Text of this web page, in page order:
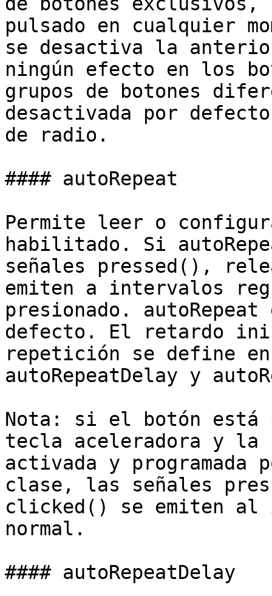
pulsado en cualquier
se desactiva la
ningún efecto en los
grupos de botones
desactivada por
de radio.
#### autoRepeat
Permite leer o
habilitado. Si
señales pressed(),
emiten a intervalos
presionado.
defecto. El retardo
repetición se define
autoRepeatDelay y
Nota: si el botón está
tecla aceleradora y la
activada y
clase, las señales
clicked() se emiten al
normal.
#### autoRepeatDelay